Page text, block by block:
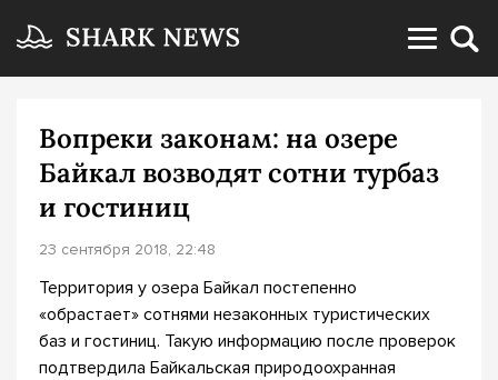
Вопреки законам: на озере
Байкал возводят сотни турбаз
и гостиниц
23 сентября 2018, 22:48
Территория у озера Байкал постепенно
«обрастает» сотнями незаконных туристических
баз и гостиниц. Такую информацию после проверок
подтвердила Байкальская природоохранная